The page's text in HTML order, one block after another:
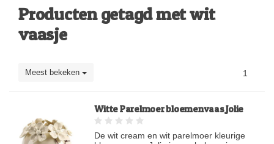
Producten getagd met wit
vaasje
Meest bekeken 1
Witte Parelmoer bloemenvaas Jolie
De wit cream en wit parelmoer kleurige